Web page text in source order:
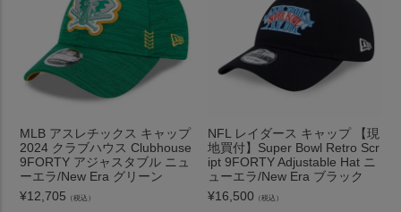
MLB アスレチックス キャップ
2024 クラブハウス Clubhouse
9FORTY アジャスタブル ニュ
ーエラ/New Era グリーン
¥12,705 （税込）
NFL レイダース キャップ 【現
地買付】Super Bowl Retro Scr
ipt 9FORTY Adjustable Hat ニ
ューエラ/New Era ブラック
¥16,500 （税込）